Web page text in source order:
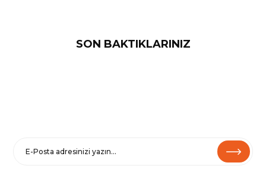
SON BAKTIKLARINIZ